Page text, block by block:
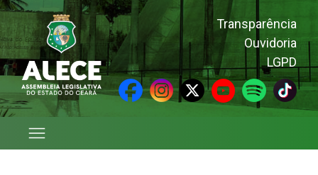
Transparência
Ouvidoria
LGPD
Monitoramento de projetos e
indicadores